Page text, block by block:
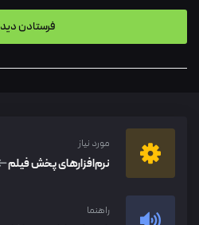
مورد نیاز
نرم‌افزار‌های پخش فیلم
راهنما